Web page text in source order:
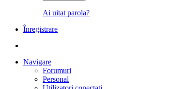
Ai uitat parola?
Înregistrare
Navigare
Forumuri
Personal